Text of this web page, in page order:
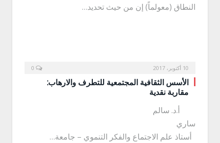
النطاق (معولماً) إن من حيث تحديد…
10 أكتوبر، 2017
الأسس الثقافية المجتمعية للتطرف والارهاب:
مقاربة نقدية
أ.د. سالم
ساري
أستاذ علم الاجتماع والفكر التنموي – جامعة…